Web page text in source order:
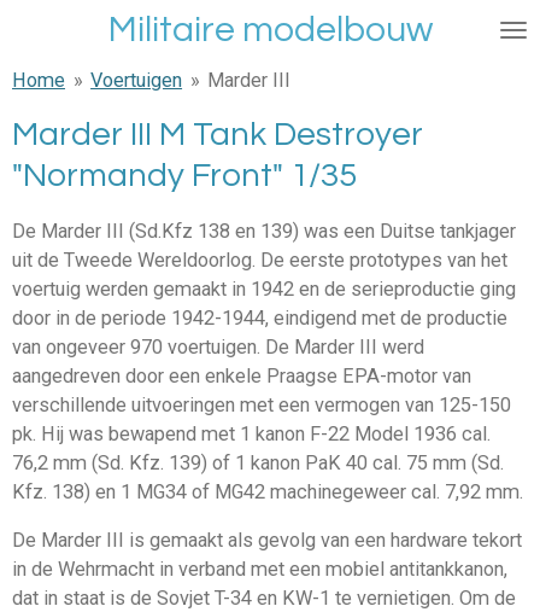
naar
hoofdinhoud
Militaire modelbouw
Home » Voertuigen » Marder III
Marder III M Tank Destroyer
"Normandy Front" 1/35
De Marder III (Sd.Kfz 138 en 139) was een Duitse tankjager
uit de Tweede Wereldoorlog. De eerste prototypes van het
voertuig werden gemaakt in 1942 en de serieproductie ging
door in de periode 1942-1944, eindigend met de productie
van ongeveer 970 voertuigen. De Marder III werd
aangedreven door een enkele Praagse EPA-motor van
verschillende uitvoeringen met een vermogen van 125-150
pk. Hij was bewapend met 1 kanon F-22 Model 1936 cal.
76,2 mm (Sd. Kfz. 139) of 1 kanon PaK 40 cal. 75 mm (Sd.
Kfz. 138) en 1 MG34 of MG42 machinegeweer cal. 7,92 mm.
De Marder III is gemaakt als gevolg van een hardware tekort
in de Wehrmacht in verband met een mobiel antitankkanon,
dat in staat is de Sovjet T-34 en KW-1 te vernietigen. Om de